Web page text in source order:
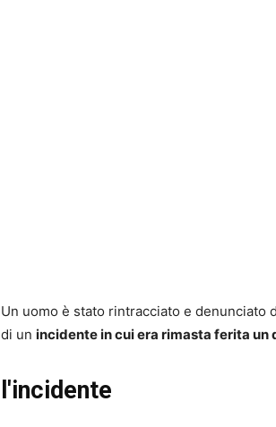
Un uomo è stato rintracciato e
di un incidente in cui era rimasta ferita un
l'incidente